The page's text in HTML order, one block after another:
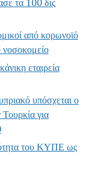
από κορωνοϊό
νοσοκομείο
εταιρεία
υπόσχεται ο
για
του ΚΥΠΕ ως